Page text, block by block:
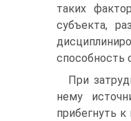
таких
субъекта,
способность
При
нему
прибегнуть